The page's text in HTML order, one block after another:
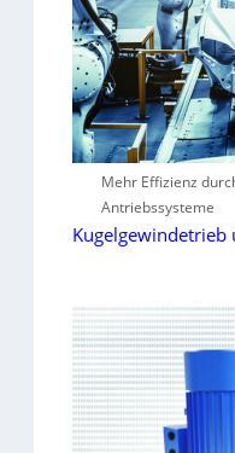
Mehr Effizienz
Antriebssysteme